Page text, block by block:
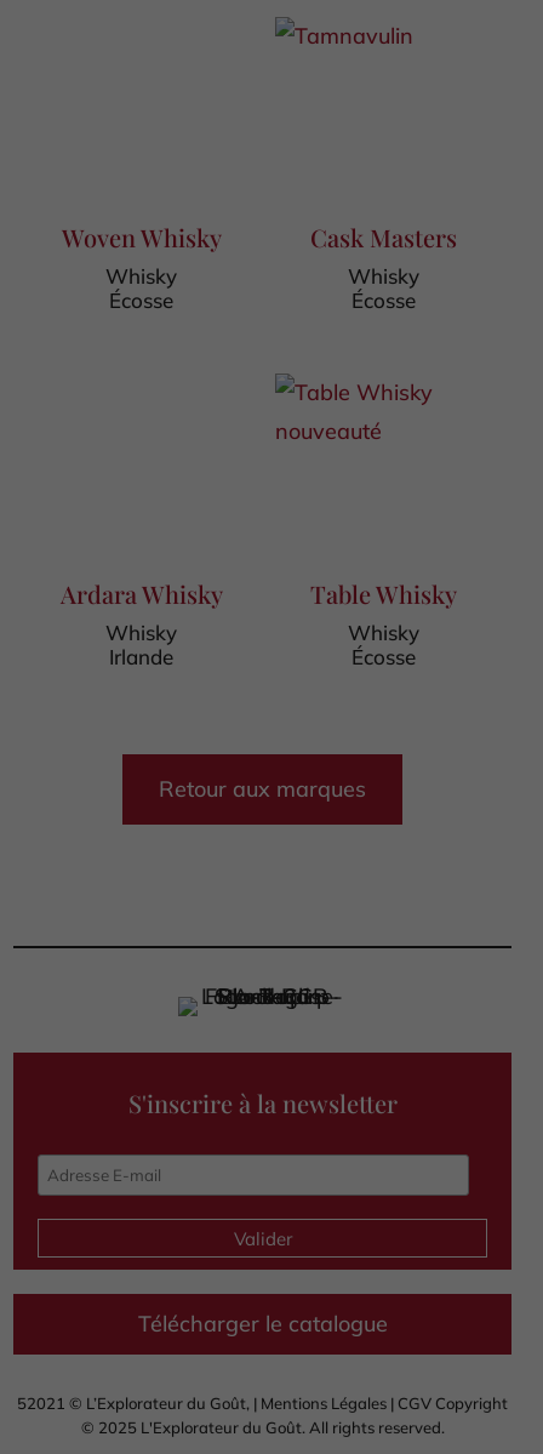
Woven Whisky
Whisky
Écosse
Cask Masters
Whisky
Écosse
Ardara Whisky
Whisky
Irlande
Table Whisky
Whisky
Écosse
Retour aux marques
S'inscrire à la newsletter
Télécharger le catalogue
52021 © L’Explorateur du Goût, | Mentions Légales | CGV Copyright
© 2025 L'Explorateur du Goût. All rights reserved.